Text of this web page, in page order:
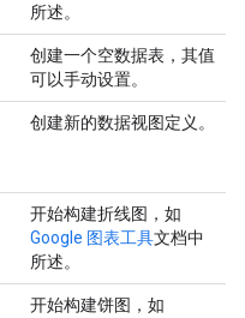
所述。
创建一个空数据表，其值
可以手动设置。
创建新的数据视图定义。
开始构建折线图，如
Google 图表工具文档中
所述。
开始构建饼图，如